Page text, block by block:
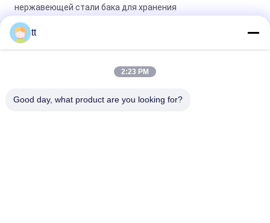
нержавеющей стали бака для хранения
Хранение сосуда под давлением нержавеющей стали
молока для бака здоровья Bioligy
300 сосуды под давлением снабжения жилищем psi
обратного осмоза FRP
tt
2:23 PM
Good day, what product are you looking for?